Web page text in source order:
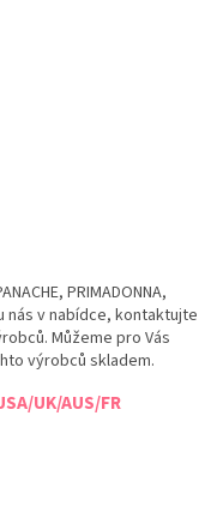
PRIMADONNA,
u nás v nabídce, kontaktujte
Můžeme pro Vás
výrobců skladem.
UK/AUS/FR